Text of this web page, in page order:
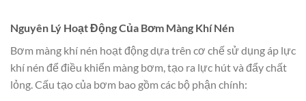
Nguyên Lý Hoạt Động Của Bơm Màng Khí Nén
Bơm màng khí nén hoạt động dựa trên cơ chế sử dụng áp lực
khí nén để điều khiển màng bơm, tạo ra lực hút và đẩy chất
lỏng. Cấu tạo của bơm bao gồm các bộ phận chính: